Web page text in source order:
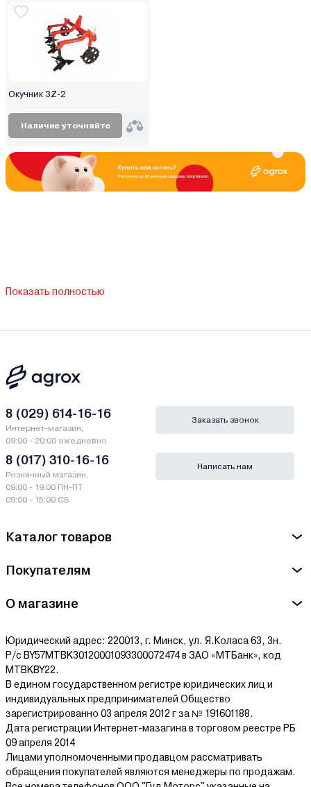
Окучник 3Z-2
Наличие уточняйте
Показать полностью
Каталог товаров
Покупателям
О магазине
Юридический адрес: 220013, г. Минск, ул. Я.Коласа 63, 3н.
Р/с BY57MTBK30120001093300072474 в ЗАО «МТБанк», код
MTBKBY22.
В едином государственном регистре юридических лиц и
индивидуальных предпринимателей Общество
зарегистрированно 03 апреля 2012 г за № 191601188.
Дата регистрации Интернет-мазагина в торговом реестре РБ
09 апреля 2014
Лицами уполномоченными продавцом рассматривать
обращения покупателей являются менеджеры по продажам.
8 (029) 614-16-16
Интернет-магазин,
09:00 - 20:00 ежедневно
8 (017) 310-16-16
Розничный магазин,
09:00 - 19:00 ПН-ПТ
09:00 - 15:00 СБ
Заказать звонок
Написать нам